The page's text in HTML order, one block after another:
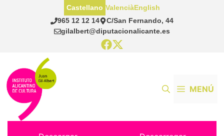
965 12 12 14
C/San Fernando, 44
gilalbert@diputacionalicante.es
Castellano ValenciàEnglish
MENÚ